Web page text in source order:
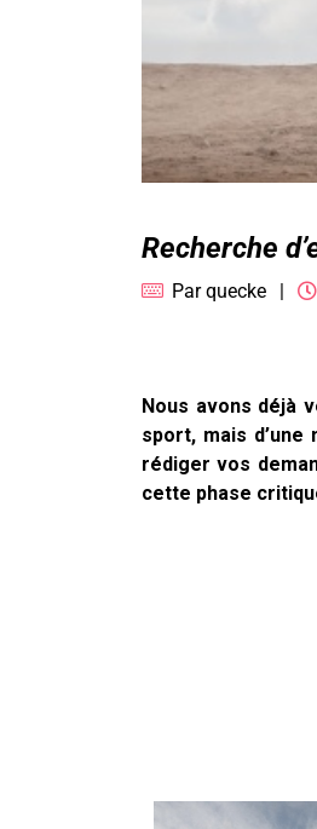
Recherche
Parquecke
Nous avons déjà
sport, mais
rédiger vos
cette phase